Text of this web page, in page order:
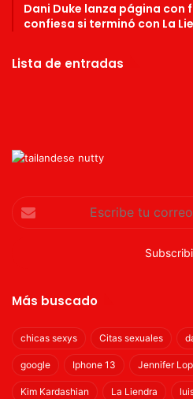
Dani Duke lanza página con
confiesa si terminó con La
Lista de entradas
Escribe
tu
Más buscado
chicas sexys Citas sexuales
google Iphone 13 Jennifer
Kim Kardashian La Liendra